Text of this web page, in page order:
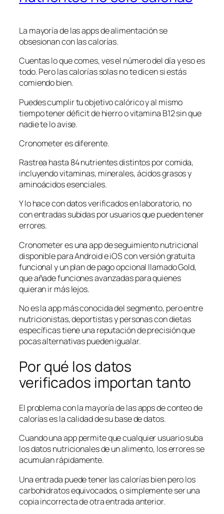
La mayoría de las apps de alimentación se
obsesionan con las calorías.
Cuentas lo que comes, ves el número del día y eso es
todo. Pero las calorías solas no te dicen si estás
comiendo bien.
Puedes cumplir tu objetivo calórico y al mismo
tiempo tener déficit de hierro o vitamina B12 sin que
nadie te lo avise.
Cronometer es diferente.
Rastrea hasta 84 nutrientes distintos por comida,
incluyendo vitaminas, minerales, ácidos grasos y
aminoácidos esenciales.
Y lo hace con datos verificados en laboratorio, no
con entradas subidas por usuarios que pueden tener
errores.
Cronometer es una app de seguimiento nutricional
disponible para Android e iOS con versión gratuita
funcional y un plan de pago opcional llamado Gold,
que añade funciones avanzadas para quienes
quieran ir más lejos.
No es la app más conocida del segmento, pero entre
nutricionistas, deportistas y personas con dietas
específicas tiene una reputación de precisión que
pocas alternativas pueden igualar.
Por qué los datos
verificados importan tanto
El problema con la mayoría de las apps de conteo de
calorías es la calidad de su base de datos.
Cuando una app permite que cualquier usuario suba
los datos nutricionales de un alimento, los errores se
acumulan rápidamente.
Una entrada puede tener las calorías bien pero los
carbohidratos equivocados, o simplemente ser una
copia incorrecta de otra entrada anterior.